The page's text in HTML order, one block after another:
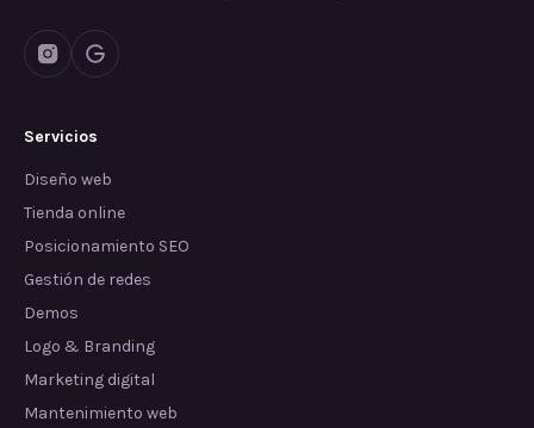
Servicios
Diseño web
Tienda online
Posicionamiento SEO
Gestión de redes
Demos
Logo & Branding
Marketing digital
Mantenimiento web